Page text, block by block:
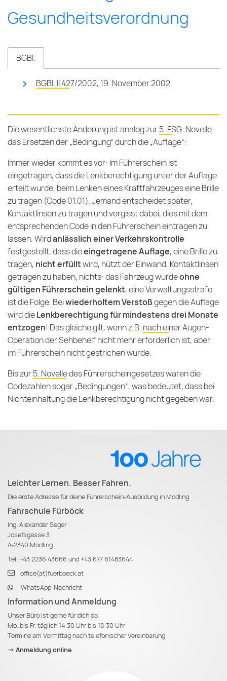
Ge­sund­heits­ver­ord­nung
BGBl.
BGBl. II 427/2002, 19. November 2002
Die wesentlichste Änderung ist analog zur5. FSG-Novelle
das Ersetzen der „Bedingung“ durch die „Auflage“:
Immer wieder kommt es vor: Im Führerschein ist
eingetragen, dass die Lenkberechtigung unter der Auflage
erteilt wurde, beim Lenken eines Kraftfahrzeuges eine Brille
zu tragen (Code 01.01). Jemand entscheidet später,
Kontaktlinsen zu tragen und vergisst dabei, dies mit dem
entsprechenden Code in den Führerschein eintragen zu
lassen. Wirdanlässlich einer Verkehrskontrolle
festgestellt, dass dieeingetragene Auflage, eine Brille zu
tragen, nicht erfülltwird, nützt der Einwand, Kontaktlinsen
getragen zu haben, nichts: das Fahrzeug wurdeohne
gültigen Führerschein gelenkt, eine Verwaltungsstrafe
ist die Folge. Beiwiederholtem Verstoßgegen die Auflage
wird dieLenkberechtigung für mindestens drei Monate
entzogen! Das gleiche gilt, wenn z.B. nach einer Augen-
Operationder Sehbehelf nicht mehr erforderlich ist, aber
im Führerschein nicht gestrichen wurde.
Bis zur5. Novelle des Führerscheingesetzeswaren die
Codezahlen sogar „Bedingungen“, was bedeutet, dass bei
Nichteinhaltung die Lenkberechtigung nicht gegeben war.
Leichter Lernen. Besser Fahren.
Die erste Adresse für deine Führerschein-Ausbildung in Mödling.
Fahrschule Fürböck
Ing. Alexander Seger
Josefsgasse 3
A-2340 Mödling
Tel. +43 2236 43666 und+43 677 61483644
office(at)fuerboeck.at
WhatsApp-Nachricht
Information und Anmeldung
Unser Büro ist gerne für dich da:
Mo. bis Fr. täglich 14:30 Uhr bis 18:30 Uhr
Termine am Vormittag nach telefonischer Vereinbarung
-> Anmeldung online